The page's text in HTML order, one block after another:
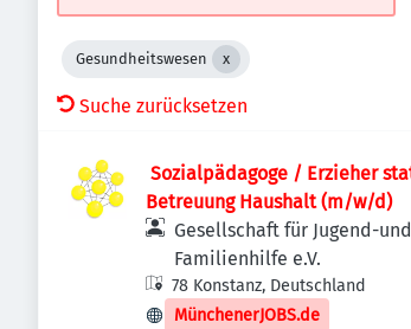
Gesundheitswesen
Suche zurücksetzen
Betreuung Haushalt (m/w/d)
Gesellschaft für Jugend-und
Familienhilfe e.V.
78 Konstanz, Deutschland
MünchenerJOBS.de